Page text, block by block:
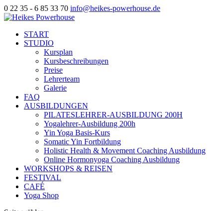
0 22 35 - 6 85 33 70 info@heikes-powerhouse.de
START
STUDIO
Kursplan
Kursbeschreibungen
Preise
Lehrerteam
Galerie
FAQ
AUSBILDUNGEN
PILATESLEHRER-AUSBILDUNG 200H
Yogalehrer-Ausbildung 200h
Yin Yoga Basis-Kurs
Somatic Yin Fortbildung
Holistic Health & Movement Coaching Ausbildung
Online Hormonyoga Coaching Ausbildung
WORKSHOPS & REISEN
FESTIVAL
CAFÉ
Yoga Shop